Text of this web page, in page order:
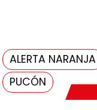
ALERTA NARANJA
PUCÓN